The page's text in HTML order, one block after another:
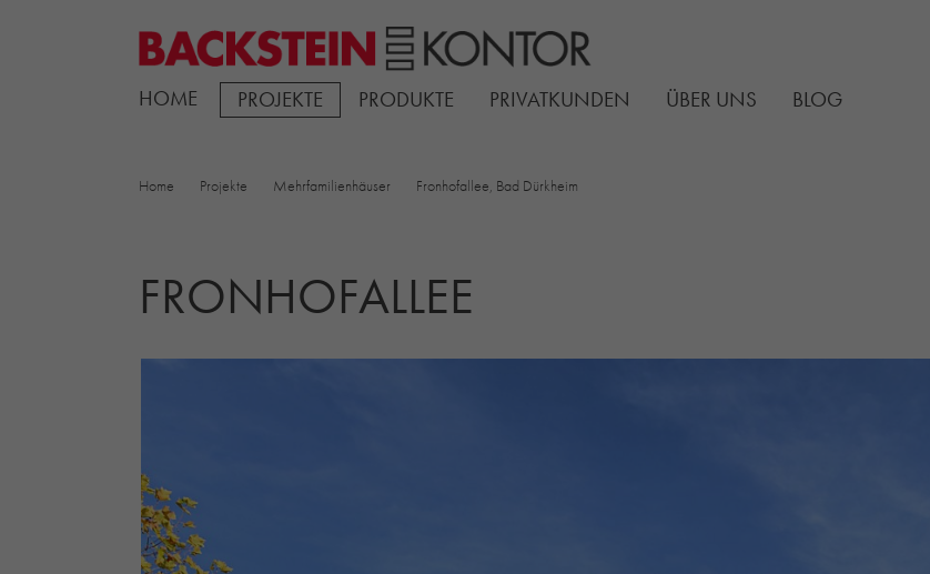
HOME PROJEKTE PRODUKTE PRIVATKUNDEN ÜBER UNS BLOG
Home Projekte Mehrfamilienhäuser Fronhofallee, Bad Dürkheim
FRONHOFALLEE